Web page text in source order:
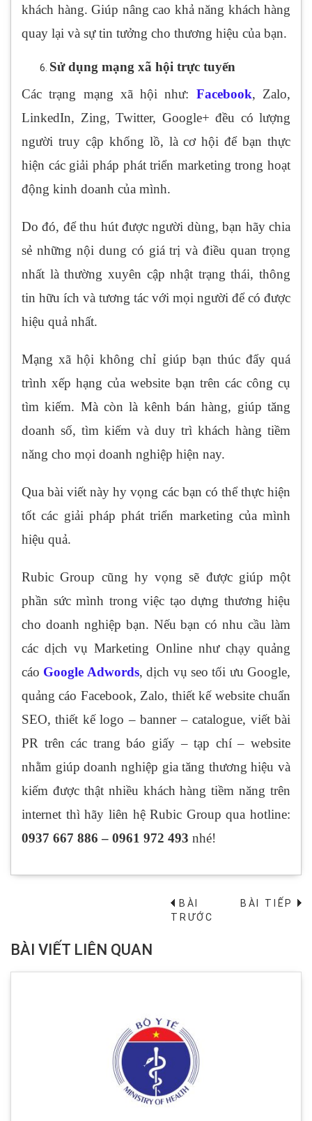
khách hàng. Giúp nâng cao khả năng khách hàng
quay lại và sự tin tưởng cho thương hiệu của bạn.
Sử dụng mạng xã hội trực tuyến
Các trạng mạng xã hội như: Facebook, Zalo,
LinkedIn, Zing, Twitter, Google+ đều có lượng
người truy cập khổng lồ, là cơ hội để bạn thực
hiện các giải pháp phát triển marketing trong hoạt
động kinh doanh của mình.
Do đó, để thu hút được người dùng, bạn hãy chia
sẻ những nội dung có giá trị và điều quan trọng
nhất là thường xuyên cập nhật trạng thái, thông
tin hữu ích và tương tác với mọi người để có được
hiệu quả nhất.
Mạng xã hội không chỉ giúp bạn thúc đẩy quá
trình xếp hạng của website bạn trên các công cụ
tìm kiếm. Mà còn là kênh bán hàng, giúp tăng
doanh số, tìm kiếm và duy trì khách hàng tiềm
năng cho mọi doanh nghiệp hiện nay.
Qua bài viết này hy vọng các bạn có thể thực hiện
tốt các giải pháp phát triển marketing của mình
hiệu quả.
Rubic Group cũng hy vọng sẽ được giúp một
phần sức mình trong việc tạo dựng thương hiệu
cho doanh nghiệp bạn. Nếu bạn có nhu cầu làm
các dịch vụ Marketing Online như chạy quảng
cáo Google Adwords, dịch vụ seo tối ưu Google,
quảng cáo Facebook, Zalo, thiết kế website chuẩn
SEO, thiết kế logo – banner – catalogue, viết bài
PR trên các trang báo giấy – tạp chí – website
nhằm giúp doanh nghiệp gia tăng thương hiệu và
kiếm được thật nhiều khách hàng tiềm năng trên
internet thì hãy liên hệ Rubic Group qua hotline:
0937 667 886 – 0961 972 493 nhé!
BÀI
TRƯỚC
BÀI TIẾP→
BÀI VIẾT LIÊN QUAN